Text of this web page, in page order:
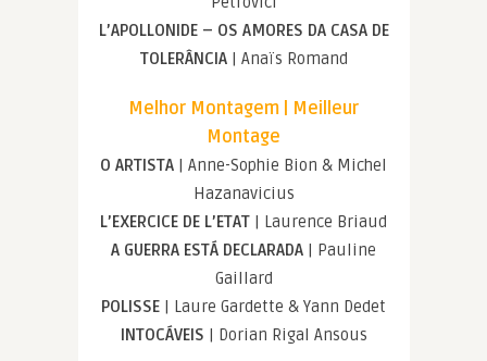
L’APOLLONIDE – OS AMORES DA CASA DE
TOLERÂNCIA| Anaïs Romand
Melhor Montagem | Meilleur
Montage
O ARTISTA | Anne-Sophie Bion & Michel
Hazanavicius
L’EXERCICE DE L’ETAT | Laurence Briaud
A GUERRA ESTÁ DECLARADA | Pauline
Gaillard
POLISSE | Laure Gardette & Yann Dedet
INTOCÁVEIS | Dorian Rigal Ansous